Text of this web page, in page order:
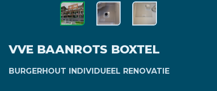
VVE BAANROTS BOXTEL
BURGERHOUT INDIVIDUEEL RENOVATIE